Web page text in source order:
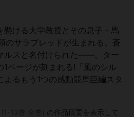
懸ける大学教授とその息子・馬
のサラブレッドが生まれる。蒼
ルスと名付けられた――。ター
1ページが刻まれる!「風のシル
よるもう1つの感動競馬巨編スタ
の作品概要を表示して